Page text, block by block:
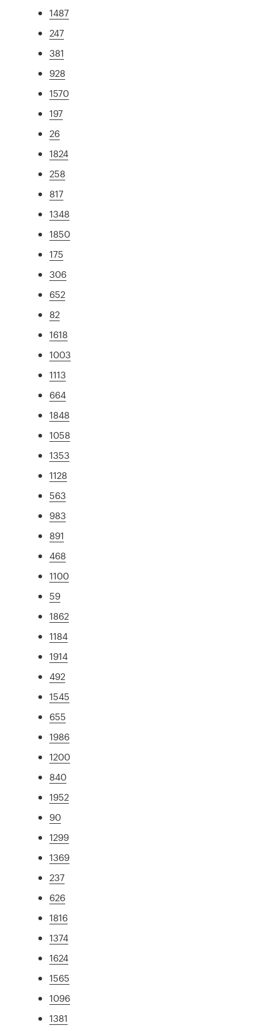
1487
247
381
928
1570
197
26
1824
258
817
1348
1850
175
306
652
82
1618
1003
1113
664
1848
1058
1353
1128
563
983
891
468
1100
59
1862
1184
1914
492
1545
655
1986
1200
840
1952
90
1299
1369
237
626
1816
1374
1624
1565
1096
1381